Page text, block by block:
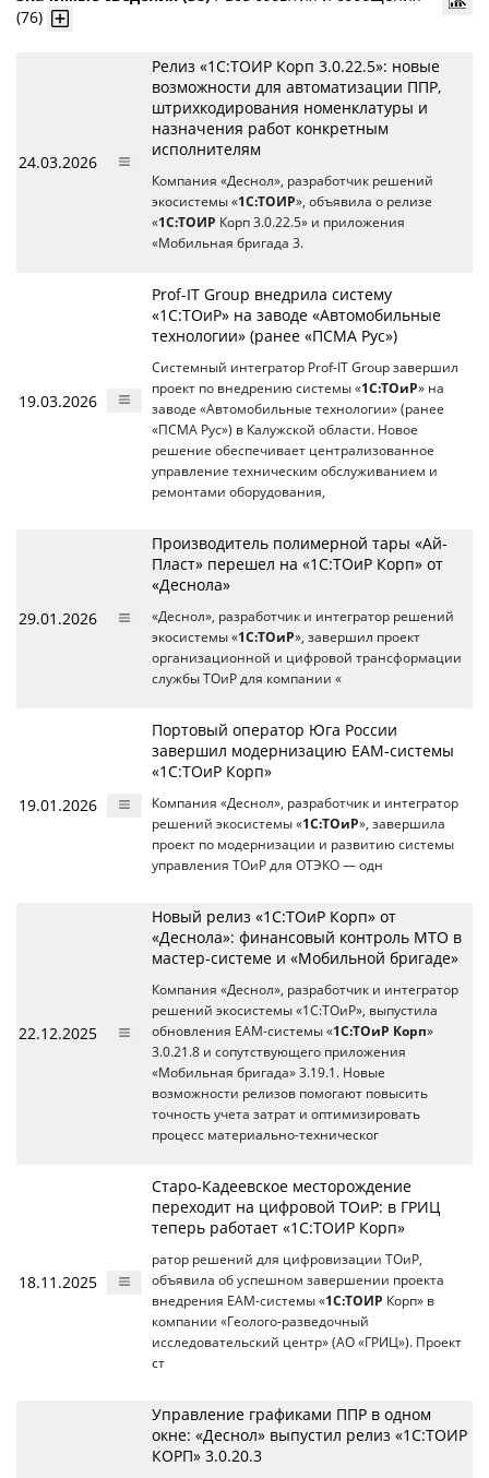
(76)
24.03.2026
Релиз «1С:ТОИР Корп 3.0.22.5»: новые
возможности для автоматизации ППР,
штрихкодирования номенклатуры и
назначения работ конкретным
исполнителям
Компания «Деснол», разработчик решений
экосистемы «1С:ТОИР», объявила о релизе
«1С:ТОИР Корп 3.0.22.5» и приложения
«Мобильная бригада 3.
19.03.2026
Prof-IT Group внедрила систему
«1С:ТОиР» на заводе «Автомобильные
технологии» (ранее «ПСМА Рус»)
Системный интегратор Prof-IT Group завершил
проект по внедрению системы «1С:ТОиР» на
заводе «Автомобильные технологии» (ранее
«ПСМА Рус») в Калужской области. Новое
решение обеспечивает централизованное
управление техническим обслуживанием и
ремонтами оборудования,
29.01.2026
Производитель полимерной тары «Ай-
Пласт» перешел на «1С:ТОиР Корп» от
«Деснола»
«Деснол», разработчик и интегратор решений
экосистемы «1С:ТОиР», завершил проект
организационной и цифровой трансформации
службы ТОиР для компании «
19.01.2026
Портовый оператор Юга России
завершил модернизацию EAM-cистемы
«1С:ТОиР Корп»
Компания «Деснол», разработчик и интегратор
решений экосистемы «1С:ТОиР», завершила
проект по модернизации и развитию системы
управления ТОиР для ОТЭКО — одн
22.12.2025
Новый релиз «1С:ТОиР Корп» от
«Деснола»: финансовый контроль МТО в
мастер-системе и «Мобильной бригаде»
Компания «Деснол», разработчик и интегратор
решений экосистемы «1С:ТОиР», выпустила
обновления EAM-системы «1С:ТОиР Корп»
3.0.21.8 и сопутствующего приложения
«Мобильная бригада» 3.19.1. Новые
возможности релизов помогают повысить
точность учета затрат и оптимизировать
процесс материально-техническог
18.11.2025
Старо-Кадеевское месторождение
переходит на цифровой ТОиР: в ГРИЦ
теперь работает «1С:ТОИР Корп»
ратор решений для цифровизации ТОиР,
объявила об успешном завершении проекта
внедрения EAM-системы «1С:ТОИР Корп» в
компании «Геолого-разведочный
исследовательский центр» (АО «ГРИЦ»). Проект
ст
Управление графиками ППР в одном
окне: «Деснол» выпустил релиз «1С:ТОИР
КОРП» 3.0.20.3